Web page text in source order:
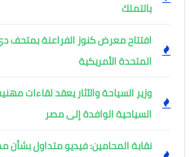
بالتملك
افتتاح معرض كنوز الفراعنة بمتحف
المتحدة الأمريكية
وزير السياحة والآثار يعقد لقاءات
السياحية الوافدة إلى مصر
نقابة المحامين: فيديو متداول بشأن